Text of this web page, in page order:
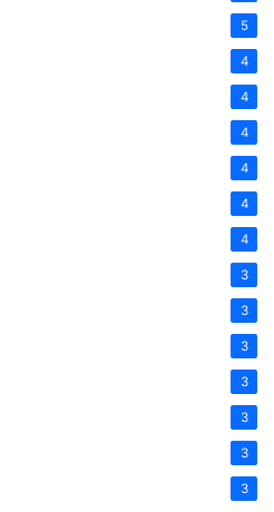
5
4
4
4
4
4
4
3
3
3
3
3
3
3